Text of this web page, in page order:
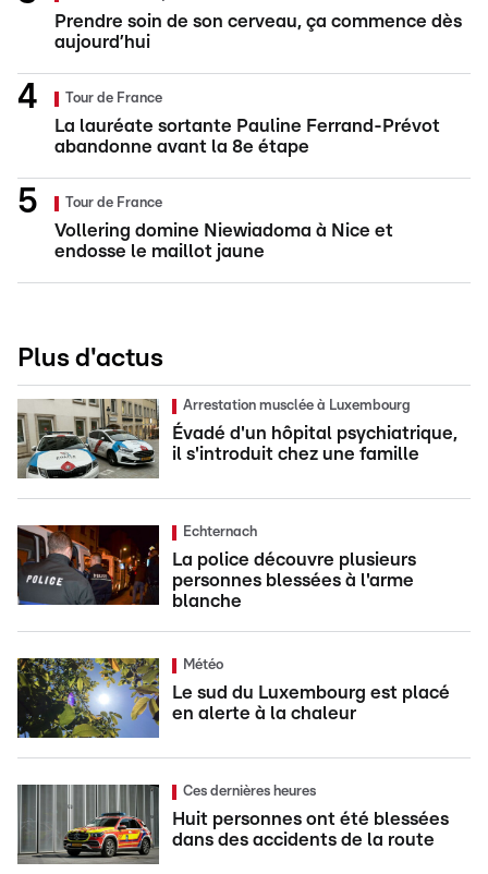
Prendre soin de son cerveau, ça commence dès
aujourd’hui
Tour de France
La lauréate sortante Pauline Ferrand-Prévot
abandonne avant la 8e étape
Tour de France
Vollering domine Niewiadoma à Nice et
endosse le maillot jaune
Plus d'actus
Arrestation musclée à Luxembourg
Évadé d'un hôpital psychiatrique,
il s'introduit chez une famille
Echternach
La police découvre plusieurs
personnes blessées à l'arme
blanche
Météo
Le sud du Luxembourg est placé
en alerte à la chaleur
Ces dernières heures
Huit personnes ont été blessées
dans des accidents de la route